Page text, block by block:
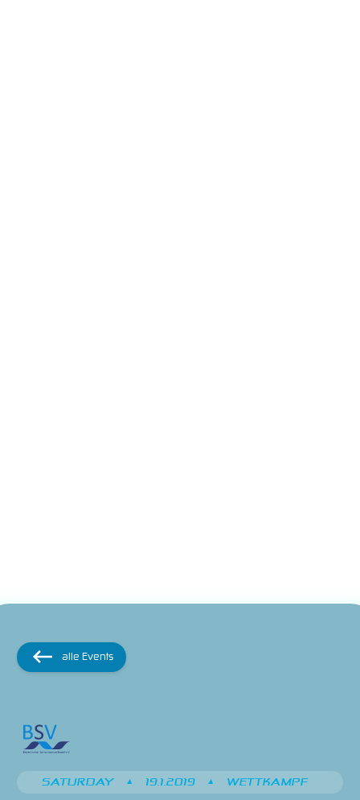
alle Events
SATURDAY • 19.1.2019 • WETTKAMPF